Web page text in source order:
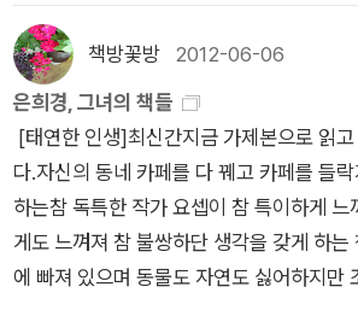
요없는 글. 분명 훌륭했으니 작가에게 해외
품이겠지만, 저는 그 글보다 [소년이 온다]
요. 이번에 책장을 뒤적이며 꺼내본
이 기억나지 않는 글이 많아서 도대체 나는
글들을 읽었었나 싶네요. 군데군데 접어
책갈피는 그대로 꽂혀서 줄 그은 부분도 있
니 멀쩡한 책에 지금이라면 책 손상 된다며
했을텐데 말이죠. 미친듯이 제대로 읽지도
소설을 좋아했고, 이상문학상 수상작품집
있었다. 이전의 대부분의 수상작들을 읽으
이래서 수상을 했구나!' 그런데 은희경 작가
작품을 읽으면서는 도저히 납득이 가지 않
지?'라는 생각이 났다. 읽으면서 무언가 알
아내는 스스로를 파괴하고, 남편에게 상처
을까?'그럼에도 불구하고 그 작품의 글과
음에 남아 있었다. 특히 그녀가 병든 이웃
예전 작품으로 다시금 위안을 받았다. 이
은 작가이기에 별 다른 수식어도 필요없고
면 될 것이다. 나라고 밑에있는 것 다 읽은
보이는 것 골라읽으면 그만인 것. 그나저나
는 영상이 안보이는지 영화제작 소식이 없
책방꽃방 2012-06-06
은희경, 그녀의 책들
[태연한 인생]최신간지금 가제본으로 읽
다.자신의 동네 카페를 다 꿰고 카페를 들
하는참 독특한 작가 요셉이 참 특이하게
게도 느껴져 참 불쌍하단 생각을 갖게 하는
에 빠져 있으며 동물도 자연도 싫어하지만